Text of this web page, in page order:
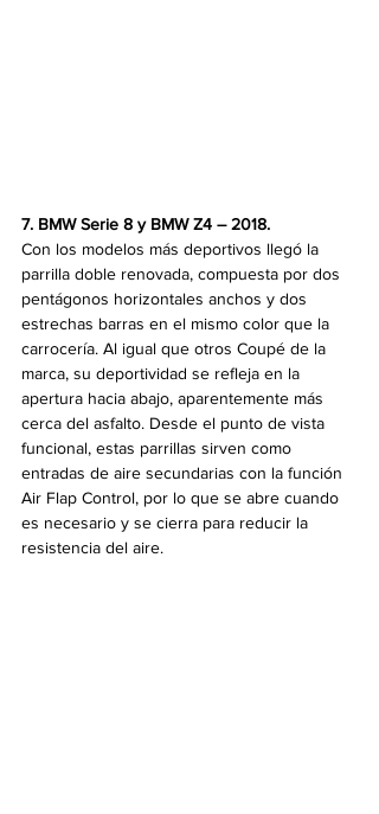
7. BMW Serie 8 y BMW Z4 – 2018.
Con los modelos más deportivos llegó la
parrilla doble renovada, compuesta por dos
pentágonos horizontales anchos y dos
estrechas barras en el mismo color que la
carrocería. Al igual que otros Coupé de la
marca, su deportividad se refleja en la
apertura hacia abajo, aparentemente más
cerca del asfalto. Desde el punto de vista
funcional, estas parrillas sirven como
entradas de aire secundarias con la función
Air Flap Control, por lo que se abre cuando
es necesario y se cierra para reducir la
resistencia del aire.